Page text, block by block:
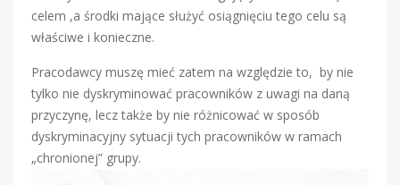
celem ,a środki mające służyć osiągnięciu tego celu są
właściwe i konieczne.
Pracodawcy muszę mieć zatem na względzie to, by nie
tylko nie dyskryminować pracowników z uwagi na daną
przyczynę, lecz także by nie różnicować w sposób
dyskryminacyjny sytuacji tych pracowników w ramach
„chronionej” grupy.